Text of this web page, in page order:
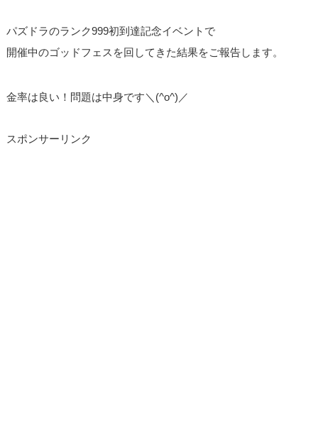
パズドラのランク999初到達記念イベントで
開催中のゴッドフェスを回してきた結果をご報告します。
金率は良い！問題は中身です＼(^o^)／
スポンサーリンク